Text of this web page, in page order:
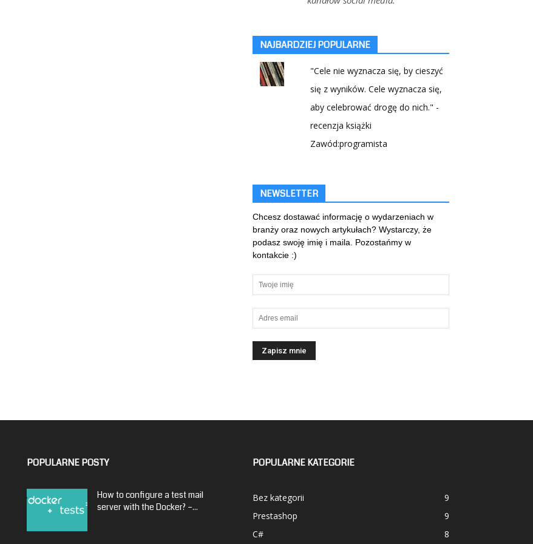
NAJBARDZIEJ POPULARNE
"Cele nie wyznacza się, by cieszyć
się z wyników. Cele wyznacza się,
aby celebrować drogę do nich." -
recenzja książki
Zawód:programista
NEWSLETTER
Chcesz dostawać informację o wydarzeniach w
branży oraz nowych artykułach? Wystarczy, że
podasz swoję imię i maila. Pozostańmy w
kontakcie :)
POPULARNE POSTY
How to configure a test mail
server with the Docker? –...
POPULARNE KATEGORIE
Bez kategorii
9
Prestashop
9
C#
8